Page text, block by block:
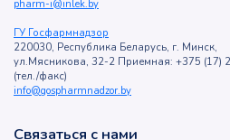
pharm-i@inlek.by
ГУ Госфармнадзор
220030, Республика Беларусь, г. Минск,
ул.Мясникова, 32-2 Приемная: +375 (17)
(тел./факс)
info@gospharmnadzor.by
Связаться с нами